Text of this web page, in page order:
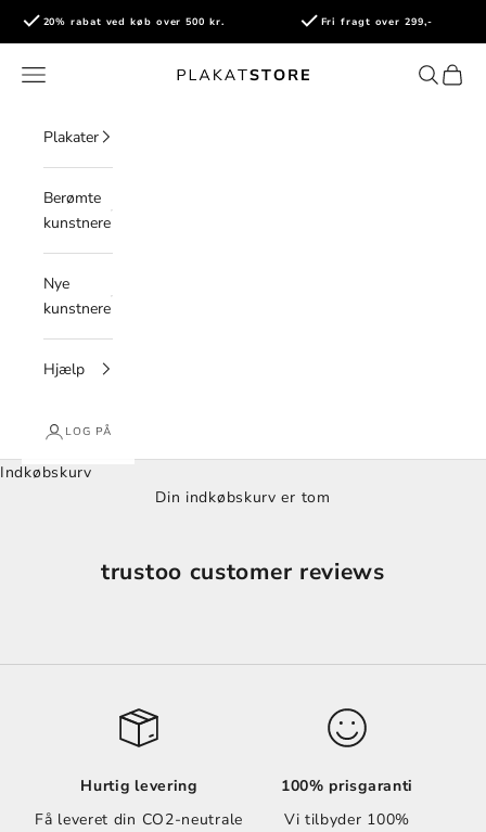
Spring til indhold
20% rabat ved køb over 500 kr. Fri fragt over 299,-
PlakatStore
Åbn navigationsmenu ÅbnÅbn
Plakater
Berømte
kunstnere
Nye
kunstnere
Hjælp
LOG PÅ
Indkøbskurv
Din indkøbskurv er tom
trustoo customer reviews
Hurtig levering
Få leveret din CO2-neutrale
100% prisgaranti
Vi tilbyder 100%